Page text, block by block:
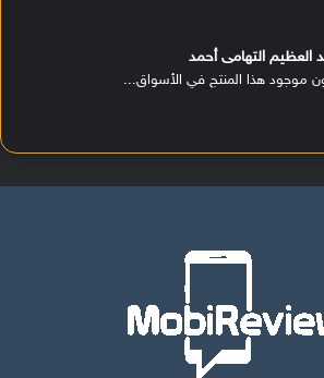
التهامى أحمد
موجود هذا المنتج في الأسواق...